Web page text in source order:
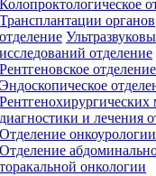
Колопроктологическое
Трансплантации органов
отделение
исследований отделение
Рентгеновское отделение
Эндоскопическое
Рентгенохирургических
диагностики и лечения
Отделение онкоурологии
Отделение
торакальной онкологии